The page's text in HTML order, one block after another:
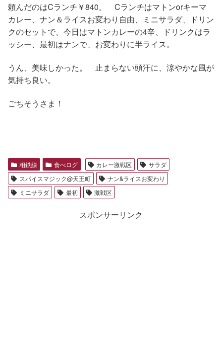
頼んだのはCランチ￥840。 Cランチはマトンorキーマ
カレー、ナン＆ライスお変わり自由、ミニサラダ、ドリン
クのセットで、今日はマトンカレーの4辛、ドリンクはラ
ッシー、最初はナンで、お変わりに半ライス。
うん、美味しかった。 止まらない頭汗に、涼やかな風が
気持ち良い。
ごちそうさま！
相鉄線 食べログ カレー激戦区
サラダ
スパイスマジック@天王町
ナン&ライスお変わり
ミニサラダ
最初 激戦区
スポンサーリンク